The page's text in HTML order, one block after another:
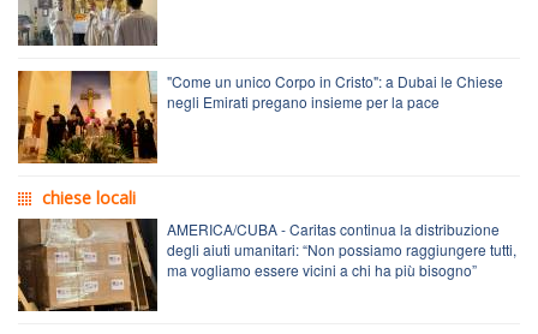
"Come un unico Corpo in Cristo": a Dubai le Chiese
negli Emirati pregano insieme per la pace
chiese locali
AMERICA/CUBA - Caritas continua la distribuzione
degli aiuti umanitari: “Non possiamo raggiungere tutti,
ma vogliamo essere vicini a chi ha più bisogno”